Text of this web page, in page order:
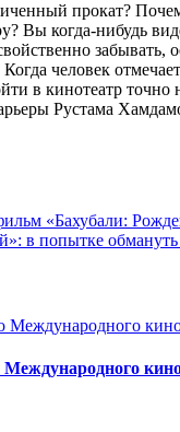
прокат?
Вы когда-нибудь
человек
в кинотеатр
Рустама
«Бахубали:
в попытке обмануть